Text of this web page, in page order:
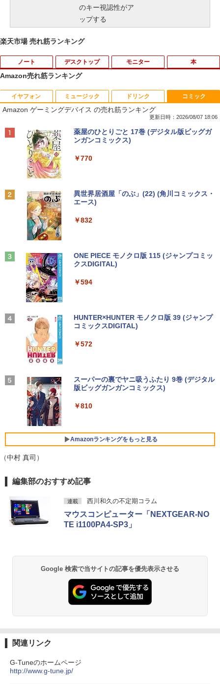
のキー視認性がア
ップする
楽天市場 売れ筋ランキング
ノート
1
Amazon(アマゾン) タブレットPC New F
ire Max 11(2023年発売) グレー B0B2SD
8BVX ［11型 /Wi-Fiモデル /ストレージ：
￥19,980
Windows11 ノートPC 14インチノート
パソコン 4GB 64GB パソコンOffice搭載
薄型ノートPC インテルCeleron 第11世
FI Bluetooth テレワーク応援 初心者向
【1500円OFFクーポン】【訳アリ】【W
soft Office付き Windows11 東芝 dyna
book G83 中古 PC パソコン ノートPC S
ック
11 Pro Office搭載 日本語キーボード メ
C ピンク シルバー 最短当日出荷
トパソコン Windows11 office付き｜Co
｜フルHD｜中古ノートパソコン 軽量｜
モバイルPC｜Fujitsu｜ノートパソコン
デスクトップ モニター
1
PHILIPS/フィリップス 241V8/11 / 23.8型
ワイド 液晶ディスプレイ FullHD/HDMI
ケーブル標準添付【中古/送料無料】※沖
￥5,500
リップス 23.8型 ワイド HDMI 24インチ
液晶モニター 243V7Q フルHD(1920x10
80) スピーカー搭載 動作良品 中古
モバイルモニター 15.6インチ InnoView
FHD ポータブルモニター IPS液晶パネル
類】タッチ/ケース付き/4Kタイプ
プレイ 1366x768 防眩光 薄型 軽量USB
Type-C HDMIサブモニター スピーカー内
ディスプレイ (ブラック, 11.6)
5
HDR10 Adaptive Sync VESA対応 チル
ムレス Type-C/HDMIポート 高画質 FHD
￥11,999
本
1 なぜ、あの人のがんは消えたのか？
￥2,500
￥1,925
全国高校野球選手権神奈川大会 [ 神奈川
新聞社 ]
￥2,200
魔女と傭兵（9） 【電子書籍】[ 宮木真人
]
￥792
Amazon売れ筋ランキング
イヤフォン
Anker Soundcore P40i ブラック
Anker Soundcore P31i ブラック
Anker Soundcore Liberty 5 ミッドナイトブ
ラック
￥14,990
【2026年アップグレード版】AOKIMI ワイヤ
レスイヤホン bluetooth イヤホン V12 小型
るーとゅーす コードレス ENCノイズキャン
￥1,964
￥3,480
ミュージック
BRUCE WAYNE feat. Flo Milli, ATL Jacob
[Explicit]
￥250
BRUCE WAYNE feat. Flo Milli, ATL Jacob
[Explicit]
￥250
On My Road (Stadium ver.)
On My Road (Stadium ver.)
BUGS LIFE
ドリンク
【Amazon.co.jp限定】 い・ろ・は・す 2L P
ET ラベルレス ×8本
￥1,112
by Amazon 天然水 ラベルレス 500ml ×24本
富士山の天然水 バナジウム含有 水 ミネラル
ットル (Smart Basic)
by Amazon 天然水ラベルレス 2L×9本
￥1,117
by Amazon 炭酸水 ラベルレス 500ml ×24本
art Basic)
コカ・コーラ やかんの麦茶 from 爽健美茶 ラ
コミック
Amazon ゲーミングデバイス の売れ筋ランキング
更新日時：2026/08/07 18:06
薬屋のひとりごと 17巻 (デジタル版ビッグガ
ンガンコミックス)
￥770
異世界居酒屋「のぶ」(22) (角川コミックス・
エース)
￥832
ONE PIECE モノクロ版 115 (ジャンプコミッ
クスDIGITAL)
￥594
HUNTER×HUNTER モノクロ版 39 (ジャンプ
コミックスDIGITAL)
￥572
スーパーの裏でヤニ吸うふたり 9巻 (デジタル
版ビッグガンガンコミックス)
￥810
Amazonランキングをもっと見る
（中村 真司）
編集部のおすすめ記事
連載 西川和久の不定期コラム
マウスコンピューター「NEXTGEAR-NO
TE i1100PA4-SP3」
Google 検索で当サイトの記事を優先表示させる
関連リンク
G-Tuneのホームページ
http://www.g-tune.jp/